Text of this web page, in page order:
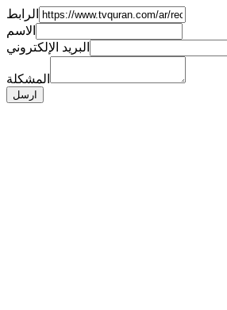
الرابط
الاسم
البريد الإلكتروني
المشكلة
ارسل